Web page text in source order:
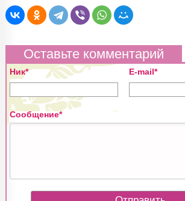
Оставьте комментарий
Ник* E-mail*
Сообщение*